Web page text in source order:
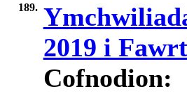
189.
2019 i
Cofnodion: